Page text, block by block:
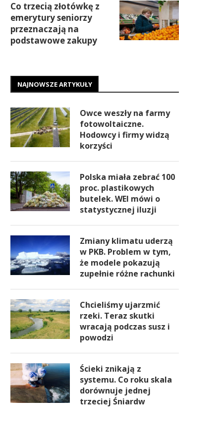
Co trzecią złotówkę z
emerytury seniorzy
przeznaczają na
podstawowe zakupy
NAJNOWSZE ARTYKUŁY
Owce weszły na farmy
fotowoltaiczne.
Hodowcy i firmy widzą
korzyści
Polska miała zebrać 100
proc. plastikowych
butelek. WEI mówi o
statystycznej iluzji
Zmiany klimatu uderzą
w PKB. Problem w tym,
że modele pokazują
zupełnie różne rachunki
Chcieliśmy ujarzmić
rzeki. Teraz skutki
wracają podczas susz i
powodzi
Ścieki znikają z
systemu. Co roku skala
dorównuje jednej
trzeciej Śniardw